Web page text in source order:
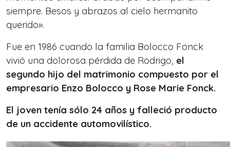
siempre. Besos y abrazos al cielo hermanito
querido».
Fue en 1986 cuando la familia Bolocco Fonck
vivió una dolorosa pérdida de Rodrigo, el
segundo hijo del matrimonio compuesto por el
empresario Enzo Bolocco y Rose Marie Fonck.
El joven tenía sólo 24 años y falleció producto
de un accidente automovilístico.